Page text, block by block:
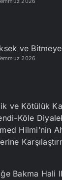
ve
2026
ve Kötülük
Köle
Hilmi’nin
Bakma Hali